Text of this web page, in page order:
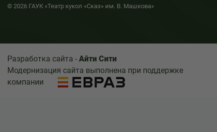
© 2026 ГАУК «Театр кукол «Сказ» им. В. Машкова»
Разработка сайта - Айти Сити
Модернизация сайта выполнена при поддержке
компании